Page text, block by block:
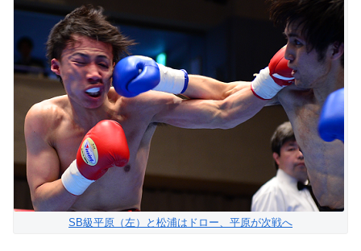
SB級平原（左）と松浦はドロー、平原が次戦へ